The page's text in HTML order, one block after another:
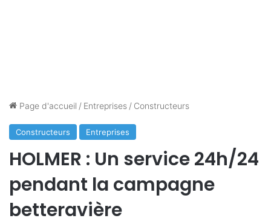
Page d'accueil / Entreprises / Constructeurs
Constructeurs Entreprises
HOLMER : Un service 24h/24
pendant la campagne
betteravière